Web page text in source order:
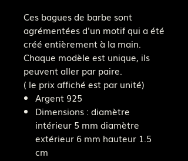
Ces bagues de barbe sont
agrémentées d'un motif qui a été
créé entièrement à la main.
Chaque modèle est unique, ils
peuvent aller par paire.
( le prix affiché est par unité)
Argent 925
Dimensions : diamètre
intérieur 5 mm diamètre
extérieur 6 mm hauteur 1.5
cm